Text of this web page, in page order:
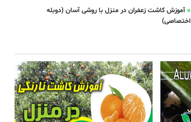
آموزش کاشت زعفران در منزل با روشی آسان (دوبله
اختصاصی)